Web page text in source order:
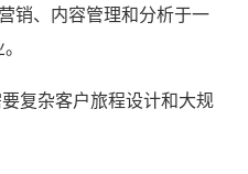
销、内容管理和分析于一
复杂客户旅程设计和大规